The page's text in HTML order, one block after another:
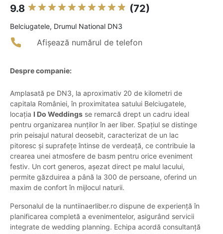
9.8 (72)
Belciugatele, Drumul National DN3
Afișează numărul de telefon
Despre companie:
Amplasată pe DN3, la aproximativ 20 de kilometri de
capitala României, în proximitatea satului Belciugatele,
locația I Do Weddings se remarcă drept un cadru ideal
pentru organizarea nunților în aer liber. Spațiul se distinge
prin peisajul natural deosebit, caracterizat de un lac
pitoresc și suprafețe întinse de verdeață, ce contribuie la
crearea unei atmosfere de basm pentru orice eveniment
festiv. Un cort generos, așezat direct pe malul lacului,
permite găzduirea a până la 300 de persoane, oferind un
maxim de confort în mijlocul naturii.
Personalul de la nuntiinaerliber.ro dispune de experiență în
planificarea completă a evenimentelor, asigurând servicii
integrate de wedding planning. Echipa acordă consultanță